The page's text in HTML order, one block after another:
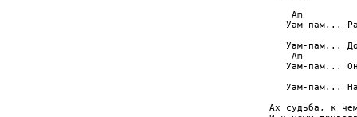
Am
Уам-пам...
Уам-пам...
Am
Уам-пам...
Уам-пам...
Ах судьба, к